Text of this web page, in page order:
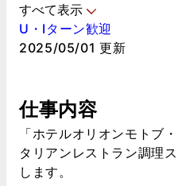
すべて表示
U・Iターン歓迎
2025/05/01 更新
仕事内容
「ホテルオリオンモトブ
タリアンレストラン調理
します。